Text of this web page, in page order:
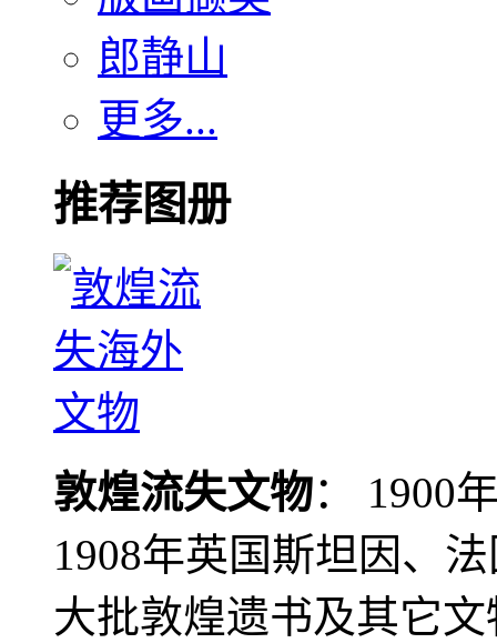
郎静山
更多...
推荐图册
敦煌流失文物： 1900
1908年英国斯坦因、
大批敦煌遗书及其它